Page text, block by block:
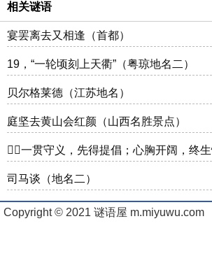
相关谜语
宴罢离去又相逢（首都）
19，“一轮顷刻上天衢”（粤琼地名二）
贝尔格莱德（江苏地名）
庭坚去黄山会红颜（山西名胜景点）
一贯守义，先得提倡；心胸开阔，终生
司马谈（地名二）
Copyright © 2021 谜语屋 m.miyuwu.com